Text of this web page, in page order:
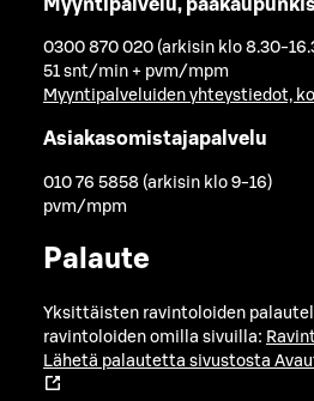
Myyntipalvelu,
0300 870 020 (arkisin klo 8.30-
51 snt/min + pvm/mpm
Myyntipalveluiden yhteystiedot,
Asiakasomistajapalvelu
010 76 5858 (arkisin klo 9-16)
pvm/mpm
Palaute
Yksittäisten ravintoloiden
ravintoloiden omilla sivuilla:
Lähetä palautetta sivustosta